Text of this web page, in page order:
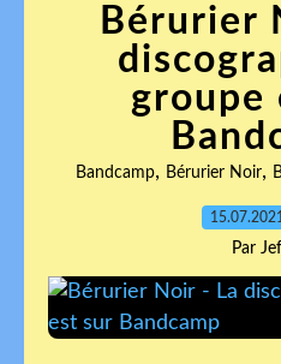
Bérurier
groupe
Bandcamp, Bérurier Noir,
15.07.2021
Par